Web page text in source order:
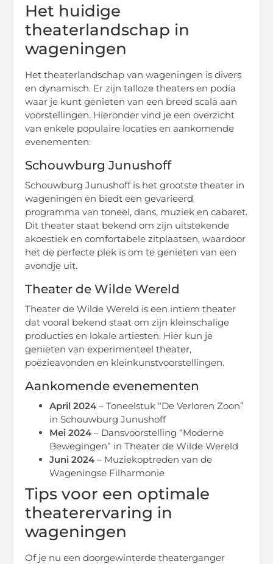
Het huidige
theaterlandschap in
wageningen
Het theaterlandschap van wageningen is divers
en dynamisch. Er zijn talloze theaters en podia
waar je kunt genieten van een breed scala aan
voorstellingen. Hieronder vind je een overzicht
van enkele populaire locaties en aankomende
evenementen:
Schouwburg Junushoff
Schouwburg Junushoff is het grootste theater in
wageningen en biedt een gevarieerd
programma van toneel, dans, muziek en cabaret.
Dit theater staat bekend om zijn uitstekende
akoestiek en comfortabele zitplaatsen, waardoor
het de perfecte plek is om te genieten van een
avondje uit.
Theater de Wilde Wereld
Theater de Wilde Wereld is een intiem theater
dat vooral bekend staat om zijn kleinschalige
producties en lokale artiesten. Hier kun je
genieten van experimenteel theater,
poëzieavonden en kleinkunstvoorstellingen.
Aankomende evenementen
April 2024 – Toneelstuk “De Verloren Zoon”
in Schouwburg Junushoff
Mei 2024 – Dansvoorstelling “Moderne
Bewegingen” in Theater de Wilde Wereld
Juni 2024 – Muziekoptreden van de
Wageningse Filharmonie
Tips voor een optimale
theaterervaring in
wageningen
Of je nu een doorgewinterde theaterganger